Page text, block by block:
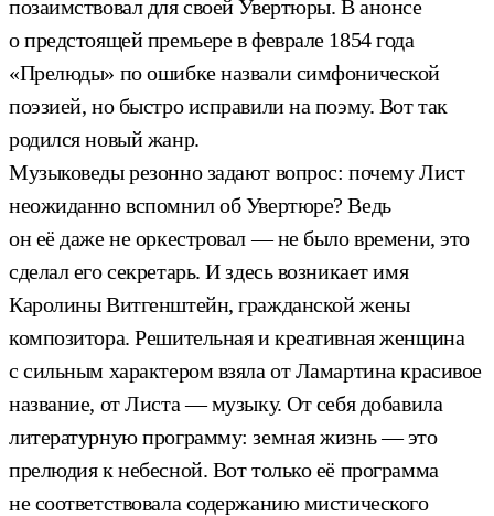
позаимствовал для своей Увертюры. В анонсе
о предстоящей премьере в феврале 1854 года
«Прелюды» по ошибке назвали симфонической
поэзией, но быстро исправили на поэму. Вот так
родился новый жанр.
Музыковеды резонно задают вопрос: почему Лист
неожиданно вспомнил об Увертюре? Ведь
он её даже не оркестровал — не было времени, это
сделал его секретарь. И здесь возникает имя
Каролины Витгенштейн, гражданской жены
композитора. Решительная и креативная женщина
с сильным характером взяла от Ламартина красивое
название, от Листа — музыку. От себя добавила
литературную программу: земная жизнь — это
прелюдия к небесной. Вот только её программа
не соответствовала содержанию мистического